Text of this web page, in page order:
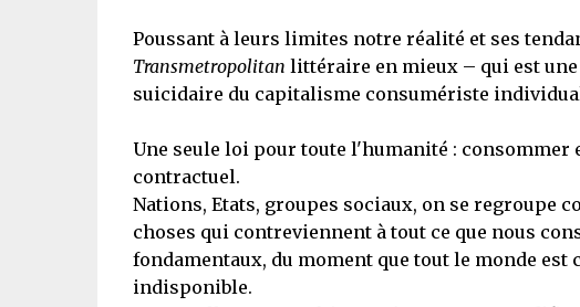
Poussant à leurs limites notre réalité et ses
Transmetropolitan littéraire en mieux – qui est
suicidaire du capitalisme consumériste
Une seule loi pour toute l'humanité :
contractuel.
Nations, Etats, groupes sociaux, on se regroupe
choses qui contreviennent à tout ce que nous
fondamentaux, du moment que tout le monde
indisponible.